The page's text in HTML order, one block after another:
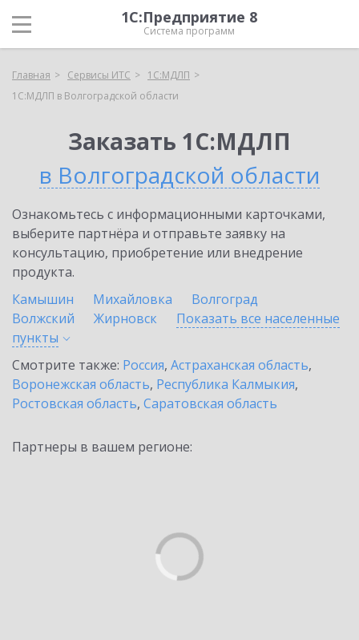
1С:Предприятие 8
Система программ
Главная Сервисы ИТС
1С:МДЛП
1С:МДЛП в Волгоградской области
Заказать 1С:МДЛП
в Волгоградской области
Ознакомьтесь с информационными карточками,
выберите партнёра и отправьте заявку на
консультацию, приобретение или внедрение
продукта.
Камышин
Михайловка
Волгоград
Волжский
Жирновск
Показать все населенные
пункты
Смотрите также: Россия, Астраханская область,
Воронежская область, Республика Калмыкия,
Ростовская область, Саратовская область
Партнеры в вашем регионе: